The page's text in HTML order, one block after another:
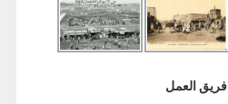
فريق العمل